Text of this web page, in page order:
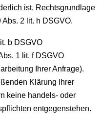
ist. Rechtsgrundlage
2 lit. h DSGVO.
b DSGVO
1 lit. f DSGVO
Ihrer Anfrage).
Klärung Ihrer
keine handels- oder
entgegenstehen.